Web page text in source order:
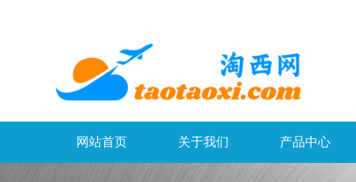
网站首页 关于我们 产品中心